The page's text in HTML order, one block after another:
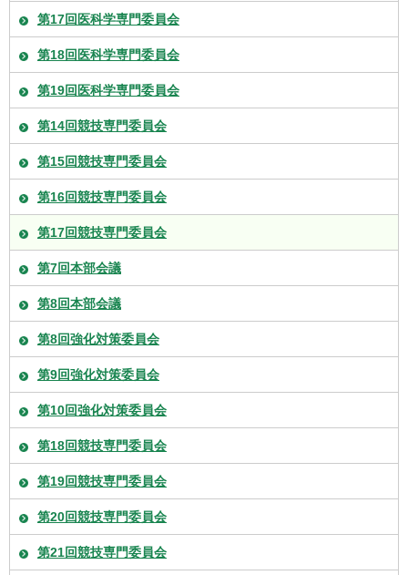
第17回医科学専門委員会
第18回医科学専門委員会
第19回医科学専門委員会
第14回競技専門委員会
第15回競技専門委員会
第16回競技専門委員会
第17回競技専門委員会
第7回本部会議
第8回本部会議
第8回強化対策委員会
第9回強化対策委員会
第10回強化対策委員会
第18回競技専門委員会
第19回競技専門委員会
第20回競技専門委員会
第21回競技専門委員会